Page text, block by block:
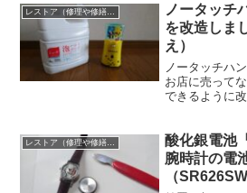
台風が来ると
久々に傘立て
ノータッチ
を改造しま
え）
ノータッチハ
お店に売って
できるように
酸化銀電池
腕時計の電
（